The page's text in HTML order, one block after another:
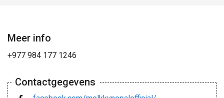
Meer info
+977 984 177 1246
Contactgegevens